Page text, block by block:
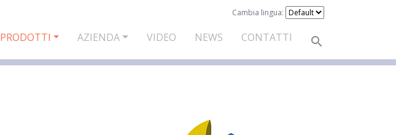
Cambia lingua:
PRODOTTI AZIENDA VIDEO NEWS CONTATTI